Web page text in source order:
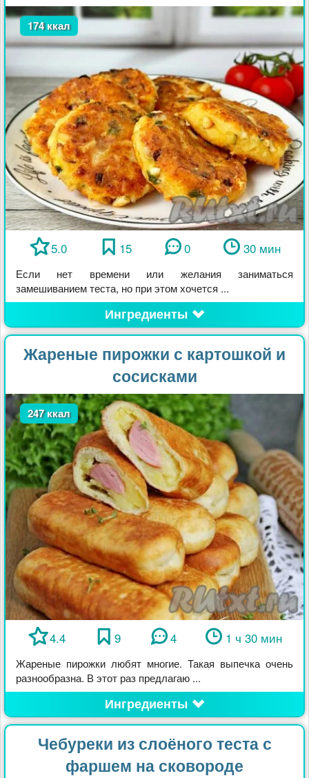
174 ккал
5.0 15 0 30 мин
Если нет времени или желания заниматься
замешиванием теста, но при этом хочется ...
Ингредиенты
Жареные пирожки с картошкой и
сосисками
247 ккал
4.4 9 4 1 ч 30 мин
Жареные пирожки любят многие. Такая выпечка очень
разнообразна. В этот раз предлагаю ...
Ингредиенты
Чебуреки из слоёного теста с
фаршем на сковороде